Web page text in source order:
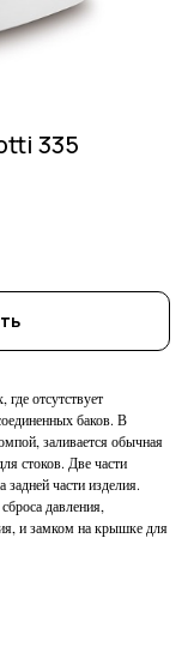
335
отсутствует
баков. В
заливается обычная
стоков. Две части
задней части изделия.
давления,
и замком на крышке для